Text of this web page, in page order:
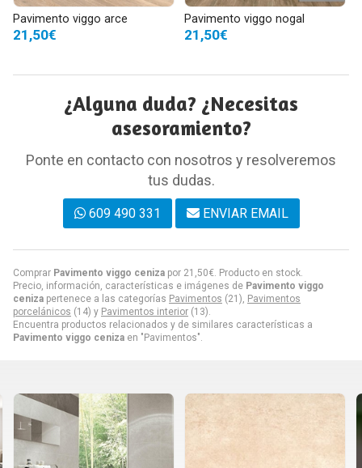
Comprar Pavimento viggo ceniza por 21,50€ . Producto en stock.
Precio, información, características e imágenes de Pavimento viggo
ceniza pertenece a las categorías Pavimentos (21), Pavimentos
porcelánicos (14) y Pavimentos interior (13).
Encuentra productos relacionados y de similares características a
Pavimento viggo ceniza en "Pavimentos".
Pavimento viggo arce
21,50€
Pavimento viggo nogal
21,50€
¿Alguna duda? ¿Necesitas
asesoramiento?
Ponte en contacto con nosotros y resolveremos
tus dudas.
609 490 331 ENVIAR EMAIL